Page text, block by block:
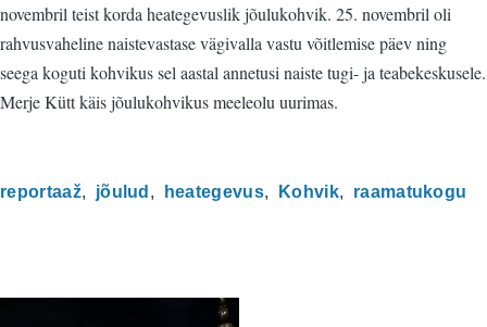
novembril teist korda heategevuslik jõulukohvik. 25. novembril oli
rahvusvaheline naistevastase vägivalla vastu võitlemise päev ning
seega koguti kohvikus sel aastal annetusi naiste tugi- ja teabekeskusele.
Merje Kütt käis jõulukohvikus meeleolu uurimas.
reportaaž jõulud heategevus Kohvik raamatukogu